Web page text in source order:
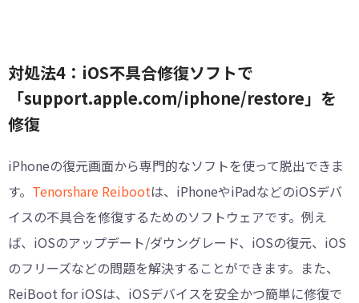
対処法4：iOS不具合修復ソフトで
「support.apple.com/iphone/restore」を
修復
iPhoneの復元画面から専門的なソフトを使って脱出できま
す。 Tenorshare Reibootは、iPhoneやiPadなどのiOSデバ
イスの不具合を修復するためのソフトウェアです。例え
ば、iOSのアップデート/ダウングレード、iOSの復元、iOS
のフリーズなどの問題を解決することができます。また、
ReiBoot for iOSは、iOSデバイスを安全かつ簡単に修復で